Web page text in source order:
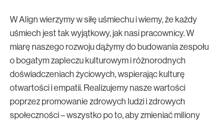
W Align wierzymy w siłę uśmiechu i wiemy, że każdy
uśmiech jest tak wyjątkowy, jak nasi pracownicy. W
miarę naszego rozwoju dążymy do budowania zespołu
o bogatym zapleczu kulturowym i różnorodnych
doświadczeniach życiowych, wspierając kulturę
otwartości i empatii. Realizujemy nasze wartości
poprzez promowanie zdrowych ludzi i zdrowych
społeczności – wszystko po to, aby zmieniać miliony